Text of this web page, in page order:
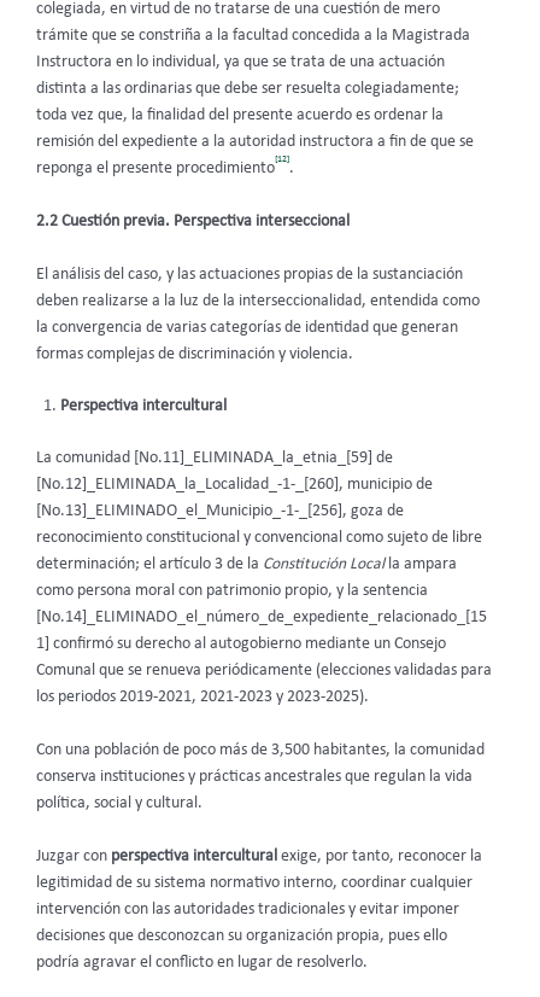
colegiada, en virtud de no tratarse de una cuestión de mero
trámite que se constriña a la facultad concedida a la Magistrada
Instructora en lo individual, ya que se trata de una actuación
distinta a las ordinarias que debe ser resuelta colegiadamente;
toda vez que, la finalidad del presente acuerdo es ordenar la
remisión del expediente a la autoridad instructora a fin de que se
reponga el presente procedimiento
[12]
.
2.2 Cuestión previa. Perspectiva interseccional
El análisis del caso, y las actuaciones propias de la sustanciación
deben realizarse a la luz de la interseccionalidad, entendida como
la convergencia de varias categorías de identidad que generan
formas complejas de discriminación y violencia.
Perspectiva intercultural
La comunidad [No.11]_ELIMINADA_la_etnia_[59] de
[No.12]_ELIMINADA_la_Localidad_-1-_[260], municipio de
[No.13]_ELIMINADO_el_Municipio_-1-_[256], goza de
reconocimiento constitucional y convencional como sujeto de libre
determinación; el artículo 3 de la Constitución Localla ampara
como persona moral con patrimonio propio, y la sentencia
[No.14]_ELIMINADO_el_número_de_expediente_relacionado_[15
1] confirmó su derecho al autogobierno mediante un Consejo
Comunal que se renueva periódicamente (elecciones validadas para
los periodos 2019-2021, 2021-2023 y 2023-2025).
Con una población de poco más de 3,500 habitantes, la comunidad
conserva instituciones y prácticas ancestrales que regulan la vida
política, social y cultural.
Juzgar con perspectiva intercultural exige, por tanto, reconocer la
legitimidad de su sistema normativo interno, coordinar cualquier
intervención con las autoridades tradicionales y evitar imponer
decisiones que desconozcan su organización propia, pues ello
podría agravar el conflicto en lugar de resolverlo.